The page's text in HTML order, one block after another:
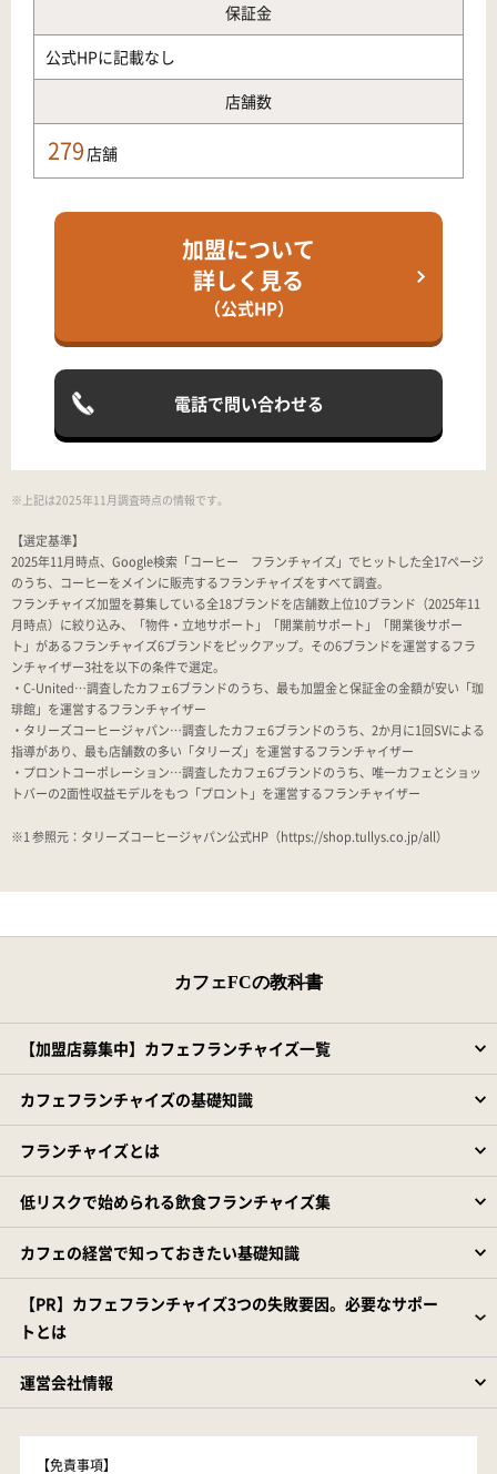
保証金
公式HPに記載なし
店舗数
279 店舗
加盟について
詳しく見る
（公式HP）
電話で問い合わせる
※上記は2025年11月調査時点の情報です。
【選定基準】
2025年11月時点、Google検索「コーヒー フランチャイズ」でヒットした全17ページ
のうち、コーヒーをメインに販売するフランチャイズをすべて調査。
フランチャイズ加盟を募集している全18ブランドを店舗数上位10ブランド（2025年11
月時点）に絞り込み、「物件・立地サポート」「開業前サポート」「開業後サポー
ト」があるフランチャイズ6ブランドをピックアップ。その6ブランドを運営するフラ
ンチャイザー3社を以下の条件で選定。
・C-United…調査したカフェ6ブランドのうち、最も加盟金と保証金の金額が安い「珈
琲館」を運営するフランチャイザー
・タリーズコーヒージャパン…調査したカフェ6ブランドのうち、2か月に1回SVによる
指導があり、最も店舗数の多い「タリーズ」を運営するフランチャイザー
・プロントコーポレーション…調査したカフェ6ブランドのうち、唯一カフェとショッ
トバーの2面性収益モデルをもつ「プロント」を運営するフランチャイザー
※1 参照元：タリーズコーヒージャパン公式HP（https://shop.tullys.co.jp/all）
カフェFCの教科書
【加盟店募集中】カフェフランチャイズ一覧
カフェフランチャイズの基礎知識
フランチャイズとは
低リスクで始められる飲食フランチャイズ集
カフェの経営で知っておきたい基礎知識
【PR】カフェフランチャイズ3つの失敗要因。必要なサポー
トとは
運営会社情報
【免責事項】